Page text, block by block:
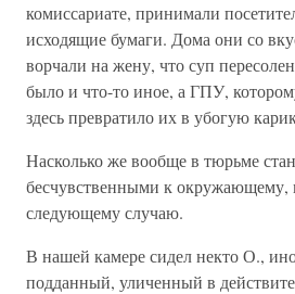
комиссариате, принимали
исходящие бумаги. Дома они со
ворчали на жену, что суп
было и что-то иное, а ГПУ,
здесь превратило их в убогую
Насколько же вообще в тюрьме
бесчувственными к окружающему,
следующему случаю.
В нашей камере сидел некто О.,
подданный, уличенный в